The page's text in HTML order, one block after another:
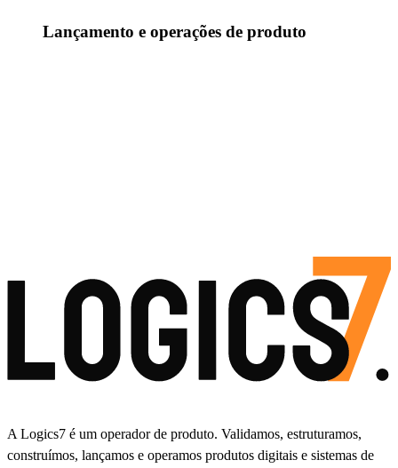
Lançamento e operações de produto
A Logics7 é um operador de produto. Validamos, estruturamos,
construímos, lançamos e operamos produtos digitais e sistemas de